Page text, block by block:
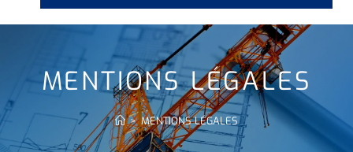
MENTIONS LÉGALES
> MENTIONS LÉGALES